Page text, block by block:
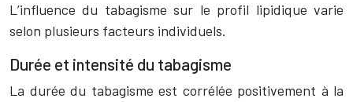
L’influence du tabagisme sur le profil lipidique varie
selon plusieurs facteurs individuels.
Durée et intensité du tabagisme
La durée du tabagisme est corrélée positivement à la